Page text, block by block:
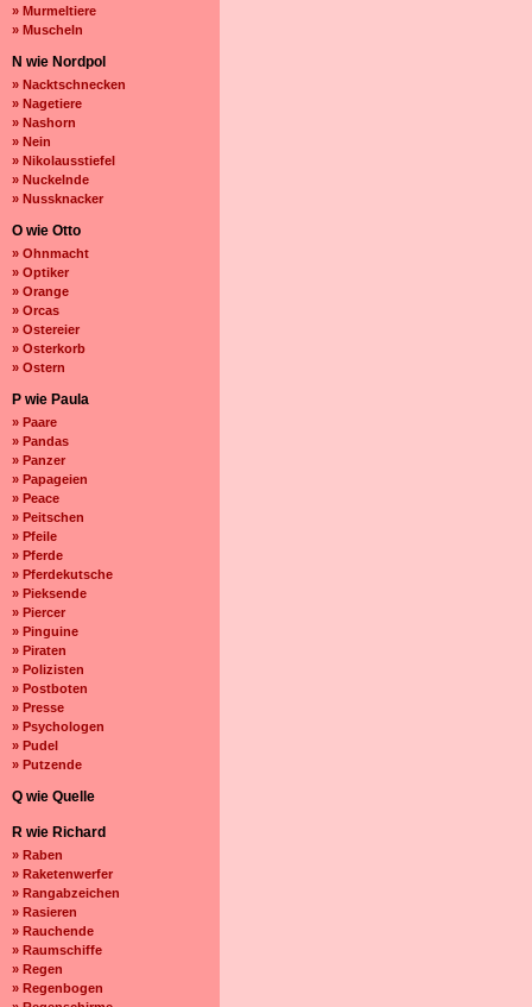
» Murmeltiere
» Muscheln
N wie Nordpol
» Nacktschnecken
» Nagetiere
» Nashorn
» Nein
» Nikolausstiefel
» Nuckelnde
» Nussknacker
O wie Otto
» Ohnmacht
» Optiker
» Orange
» Orcas
» Ostereier
» Osterkorb
» Ostern
P wie Paula
» Paare
» Pandas
» Panzer
» Papageien
» Peace
» Peitschen
» Pfeile
» Pferde
» Pferdekutsche
» Pieksende
» Piercer
» Pinguine
» Piraten
» Polizisten
» Postboten
» Presse
» Psychologen
» Pudel
» Putzende
Q wie Quelle
R wie Richard
» Raben
» Raketenwerfer
» Rangabzeichen
» Rasieren
» Rauchende
» Raumschiffe
» Regen
» Regenbogen